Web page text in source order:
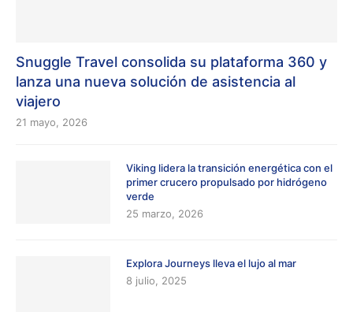
Snuggle Travel consolida su plataforma 360 y
lanza una nueva solución de asistencia al
viajero
21 mayo, 2026
Viking lidera la transición energética con el
primer crucero propulsado por hidrógeno
verde
25 marzo, 2026
Explora Journeys lleva el lujo al mar
8 julio, 2025